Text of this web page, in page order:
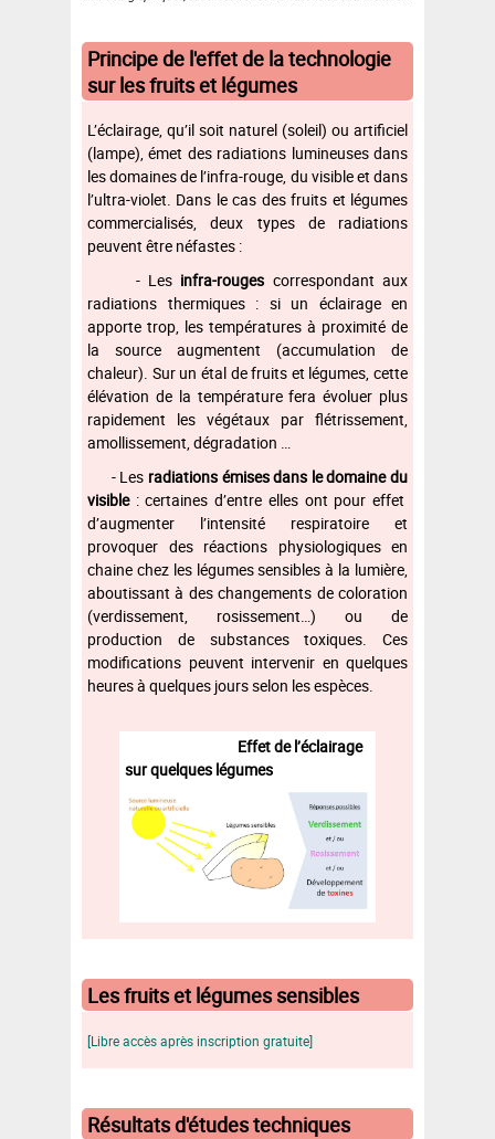
Principe de l'effet de la technologie
sur les fruits et légumes
L’éclairage, qu’il soit naturel (soleil) ou artificiel
(lampe), émet des radiations lumineuses dans
les domaines de l’infra-rouge, du visible et dans
l’ultra-violet. Dans le cas des fruits et légumes
commercialisés, deux types de radiations
peuvent être néfastes :
- Les infra-rouges correspondant aux
radiations thermiques : si un éclairage en
apporte trop, les températures à proximité de
la source augmentent (accumulation de
chaleur). Sur un étal de fruits et légumes, cette
élévation de la température fera évoluer plus
rapidement les végétaux par flétrissement,
amollissement, dégradation …
- Les radiations émises dans le domaine du
visible: certaines d’entre elles ont pour effet
d’augmenter l’intensité respiratoire et
provoquer des réactions physiologiques en
chaine chez les légumes sensibles à la lumière,
aboutissant à des changements de coloration
(verdissement, rosissement…) ou de
production de substances toxiques. Ces
modifications peuvent intervenir en quelques
heures à quelques jours selon les espèces.
Effet de l’éclairage
sur quelques légumes
Les fruits et légumes sensibles
[Libre accès après inscription gratuite]
Résultats d'études techniques